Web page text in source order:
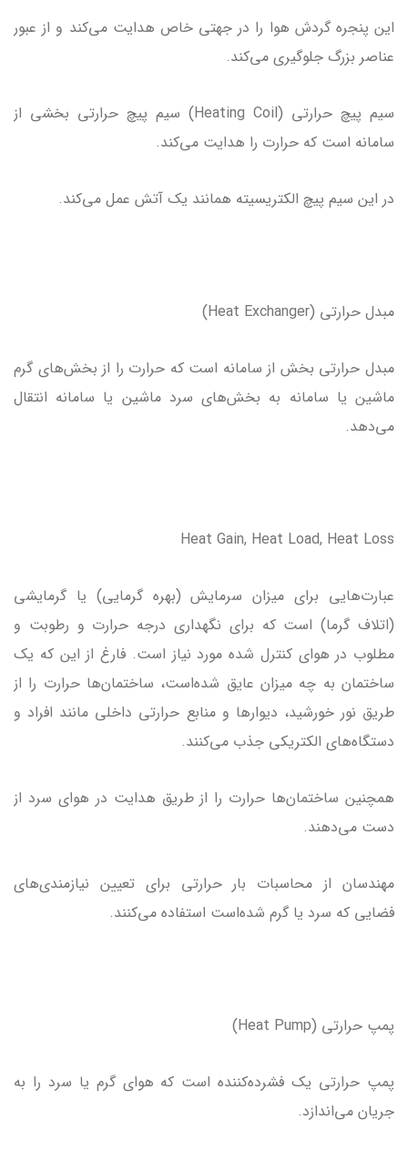
این پنجره گردش هوا را در جهتی خاص هدایت می‌کند و از عبور
عناصر بزرگ جلوگیری می‌کند.
سیم پیچ حرارتی (Heating Coil) سیم پیچ حرارتی بخشی از
سامانه است که حرارت را هدایت می‌کند.
در این سیم پیچ الکتریسیته همانند یک آتش عمل می‌کند.
مبدل حرارتی (Heat Exchanger)
مبدل حرارتی بخش از سامانه است که حرارت را از بخش‌های گرم
ماشین یا سامانه به بخش‌های سرد ماشین یا سامانه انتقال
می‌دهد.
Heat Gain, Heat Load, Heat Loss
عبارت‌هایی برای میزان سرمایش (بهره گرمایی) یا گرمایشی
(اتلاف گرما) است که برای نگهداری درجه حرارت و رطوبت و
مطلوب در هوای کنترل شده مورد نیاز است. فارغ از این که یک
ساختمان به چه میزان عایق شده‌است، ساختمان‌ها حرارت را از
طریق نور خورشید، دیوارها و منابع حرارتی داخلی مانند افراد و
دستگاه‌های الکتریکی جذب می‌کنند.
همچنین ساختمان‌ها حرارت را از طریق هدایت در هوای سرد از
دست می‌دهند.
مهندسان از محاسبات بار حرارتی برای تعیین نیازمندی‌های
فضایی که سرد یا گرم شده‌است استفاده می‌کنند.
پمپ حرارتی (Heat Pump)
پمپ حرارتی یک فشرده‌کننده است که هوای گرم یا سرد را به
جریان می‌اندازد.